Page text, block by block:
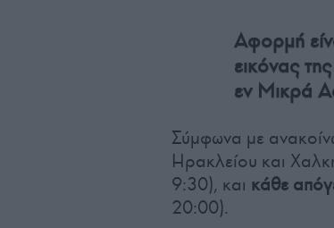
Αφορμή
εικόνας
εν Μικρά
Σύμφωνα με
Ηρακλείου και
9:30), και κάθε
20:00).